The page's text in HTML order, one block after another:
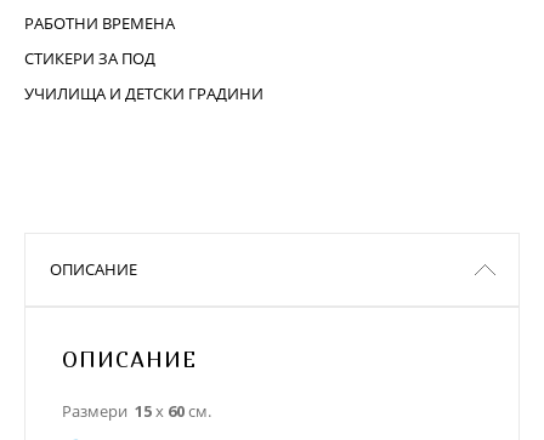
РАБОТНИ ВРЕМЕНА
СТИКЕРИ ЗА ПОД
УЧИЛИЩА И ДЕТСКИ ГРАДИНИ
ОПИСАНИЕ
ОПИСАНИЕ
Размери 15х 60см.